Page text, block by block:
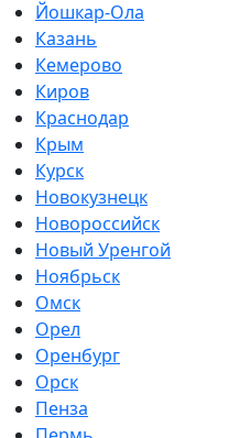
Йошкар-Ола
Казань
Кемерово
Киров
Краснодар
Крым
Курск
Новокузнецк
Новороссийск
Новый Уренгой
Ноябрьск
Омск
Орел
Оренбург
Орск
Пенза